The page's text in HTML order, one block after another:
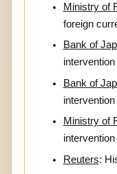
Ministry of
foreign
Bank of
Bank of
Ministry of
Reuters: